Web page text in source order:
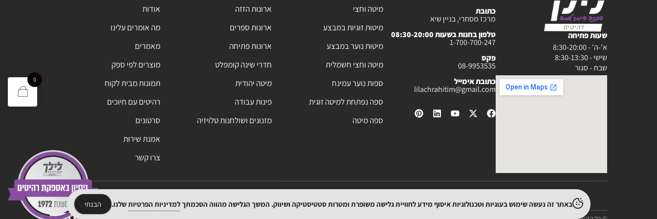
שעות פתיחה
א'-ה' - 8:30-20:00
שישי - 8:30-13:30
שבת - סגור
כתובת
מרכז מסחרי, בניין שיא
טלפון בחנות בשעות 08:30-20:00
1-700-700-247
פקס
08-9953535
כתובת אימייל
lilachrahitim@gmail.com
מיטה וחצי
מיטות זוגיות במבצע
מיטות נוער במבצע
מיטה וחצי חשמלית
ספות נוער עמינח
ספה נפתחת למיטה זוגית
ספה מיטה
ארונות הזזה
ארונות ספרים
ארונות פתיחה
חדרי שינה קומפלט
מיטה יהודית
פינות עבודה
מזנונים ושולחנות טלויזיה
אודות
מה אומרים עלינו
מאמרים
מוצרים לפי ספק
תמונות מבית לקוח
רהיטים עם חיוכים
סרטונים
אמנת שירות
צרו קשר
מפת האתרתקנוןהצהרת נגישותמדיניות החזרת המוצרים מדיניות משלוחים
באתר זה נעשה שימוש בעוגיות וטכנולוגיות איסוף מידע לחוויית גלישה משופרת ומטרות סטטיסטיקה ושיווק. המשך הגלישה מהווה הסכמתךלמדיניות הפרטיותשלנו. הבנתי
0